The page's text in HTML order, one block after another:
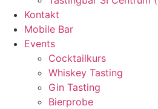
Kontakt
Mobile Bar
Events
Cocktailkurs
Whiskey Tasting
Gin Tasting
Bierprobe